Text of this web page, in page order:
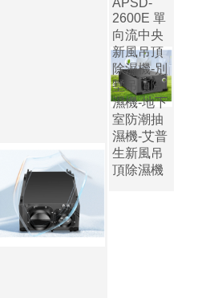
APSD-
2600E 單
向流中央
新風吊頂
除濕機-別
墅吊頂除
濕機-地下
室防潮抽
濕機-艾普
生新風吊
頂除濕機